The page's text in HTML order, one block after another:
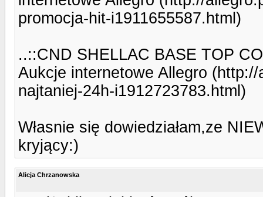
promocja-hit-i1911655587.html)
..::CND SHELLAC BASE TOP
Aukcje internetowe Allegro
najtaniej-24h-i1912723783.html)
Własnie się dowiedziałam,ze
kryjący:)
Alicja Chrzanowska